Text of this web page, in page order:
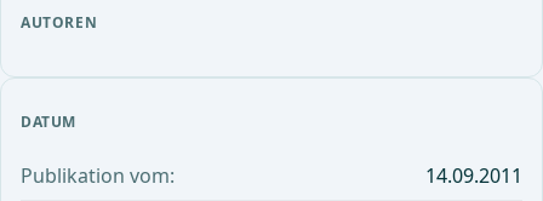
AUTOREN
DATUM
Publikation vom:
14.09.2011